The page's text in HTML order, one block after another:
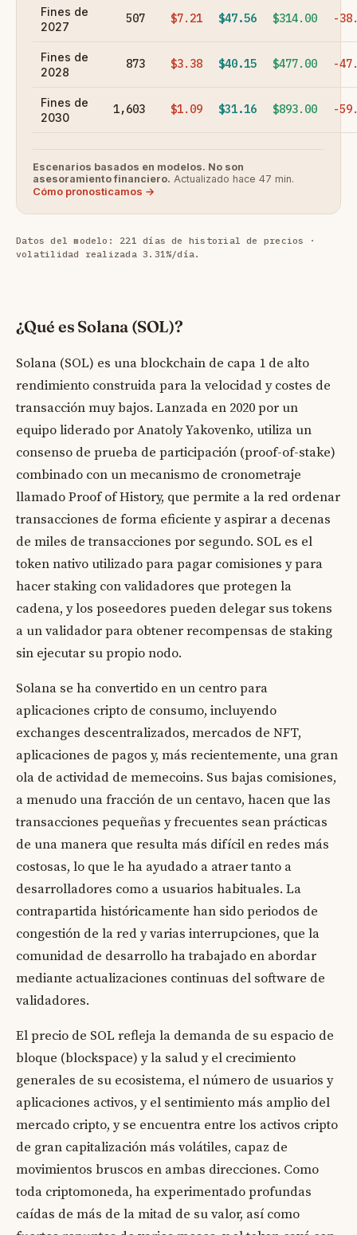
Fines de
2027
507 $7.21 $47.56 $314.00 -
Fines de
2028
873 $3.38 $40.15 $477.00 -
Fines de
2030
1,603 $1.09 $31.16 $893.00 -
Escenarios basados en modelos. No son
asesoramiento financiero. Actualizado hace 47 min.
Cómo pronosticamos →
Datos del modelo: 221 días de historial de precios ·
volatilidad realizada 3.31%/día.
¿Qué es Solana (SOL)?
Solana (SOL) es una blockchain de capa 1 de alto
rendimiento construida para la velocidad y costes de
transacción muy bajos. Lanzada en 2020 por un
equipo liderado por Anatoly Yakovenko, utiliza un
consenso de prueba de participación (proof-of-stake)
combinado con un mecanismo de cronometraje
llamado Proof of History, que permite a la red ordenar
transacciones de forma eficiente y aspirar a decenas
de miles de transacciones por segundo. SOL es el
token nativo utilizado para pagar comisiones y para
hacer staking con validadores que protegen la
cadena, y los poseedores pueden delegar sus tokens
a un validador para obtener recompensas de staking
sin ejecutar su propio nodo.
Solana se ha convertido en un centro para
aplicaciones cripto de consumo, incluyendo
exchanges descentralizados, mercados de NFT,
aplicaciones de pagos y, más recientemente, una gran
ola de actividad de memecoins. Sus bajas comisiones,
a menudo una fracción de un centavo, hacen que las
transacciones pequeñas y frecuentes sean prácticas
de una manera que resulta más difícil en redes más
costosas, lo que le ha ayudado a atraer tanto a
desarrolladores como a usuarios habituales. La
contrapartida históricamente han sido periodos de
congestión de la red y varias interrupciones, que la
comunidad de desarrollo ha trabajado en abordar
mediante actualizaciones continuas del software de
validadores.
El precio de SOL refleja la demanda de su espacio de
bloque (blockspace) y la salud y el crecimiento
generales de su ecosistema, el número de usuarios y
aplicaciones activos, y el sentimiento más amplio del
mercado cripto, y se encuentra entre los activos cripto
de gran capitalización más volátiles, capaz de
movimientos bruscos en ambas direcciones. Como
toda criptomoneda, ha experimentado profundas
caídas de más de la mitad de su valor, así como